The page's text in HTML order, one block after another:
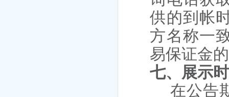
供的到帐
方名称一
易保证金
七、 展示
在公告